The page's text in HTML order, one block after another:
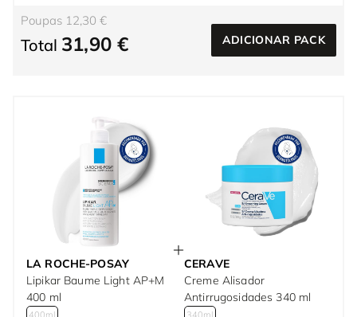
Poupas 12,30 €
Total 31,90 € ADICIONAR PACK
LA ROCHE-POSAY
Lipikar Baume Light AP+M
400 ml
400ml
CERAVE
Creme Alisador
Antirrugosidades 340 ml
340ml